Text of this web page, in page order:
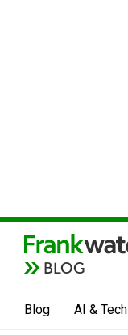
BLOG
Blog AI & Tech